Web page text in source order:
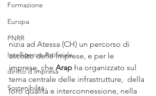
Formazione
Europa
PNRR
Intelligenza Artificiale
diritto d'impresa
Sostenibilità
nizia ad Atessa (CH) un percorso di
ascolto delle imprese, e per le
imprese, che Arap ha organizzato sul
tema centrale delle infrastrutture,  della
loro qualità e interconnessione, nella